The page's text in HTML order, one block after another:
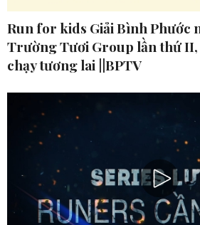
Run for kids Giải Bình Phước
Trường Tươi Group lần thứ II,
chạy tương lai ||BPTV